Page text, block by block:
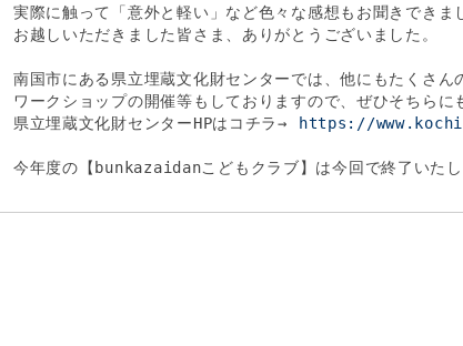
実際に触って「意外と軽い」など色々な感想もお聞きできま
お越しいただきました皆さま、ありがとうございました。
南国市にある県立埋蔵文化財センターでは、他にもたくさん
ワークショップの開催等もしておりますので、ぜひそちらに
県立埋蔵文化財センターHPはコチラ→
https://
今年度の【bunkazaidanこどもクラブ】は今回で終了いたし